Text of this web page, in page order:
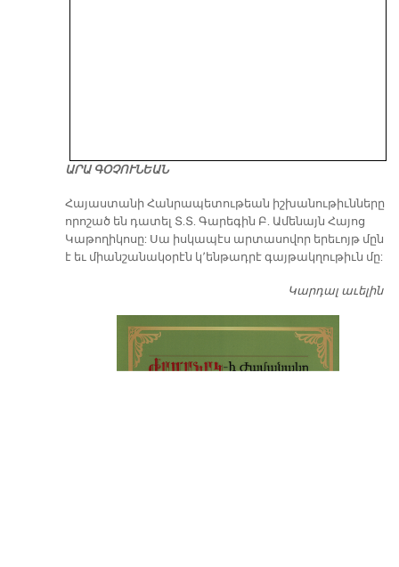
ԱՐԱ ԳՕՉՈՒՆԵԱՆ
​Հայաստանի Հանրապետութեան իշխանութիւնները
որոշած են դատել Տ.Տ. Գարեգին Բ. Ամենայն Հայոց
Կաթողիկոսը: Սա իսկապէս արտասովոր երեւոյթ մըն
է եւ միանշանակօրէն կ՚ենթադրէ գայթակղութիւն մը:
Կարդալ աւելին